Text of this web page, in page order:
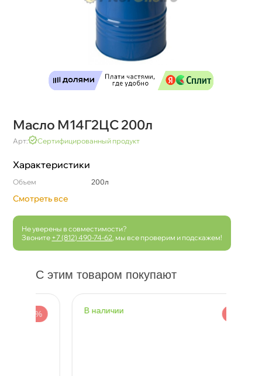
Масло М14Г2ЦС 200л
Арт: Сертифицированный продукт
Характеристики
Объем 200л
Смотреть все
Не уверены в совместимости?
Звоните +7 (812) 490-74-62 , мы все проверим и подскажем!
С этим товаром покупают
наличии